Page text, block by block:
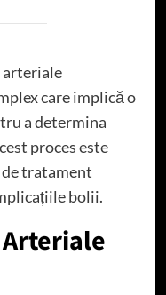
arteriale
care implică o
a determina
proces este
tratament
bolii.